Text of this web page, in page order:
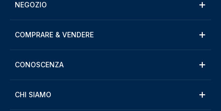
NEGOZIO
COMPRARE & VENDERE
CONOSCENZA
CHI SIAMO